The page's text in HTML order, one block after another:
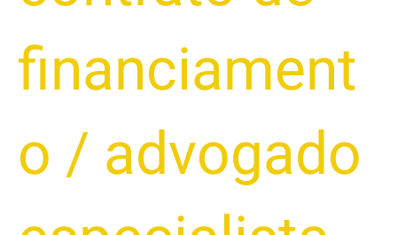
financiament
o / advogado